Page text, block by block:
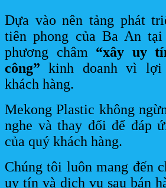
Dựa vào nên tảng phát
tiên phong của Ba An
phương châm “xây uy
công” kinh doanh vì lợi
khách hàng.
Mekong Plastic không
nghe và thay đổi để đáp
của quý khách hàng.
Chúng tôi luôn mang đến
uy tín và dịch vụ sau bán